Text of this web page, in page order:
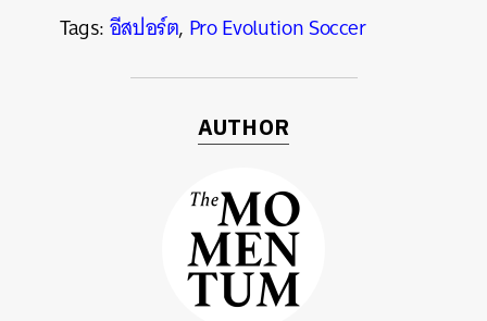
Tags:อีสปอร์ต, Pro Evolution Soccer
AUTHOR